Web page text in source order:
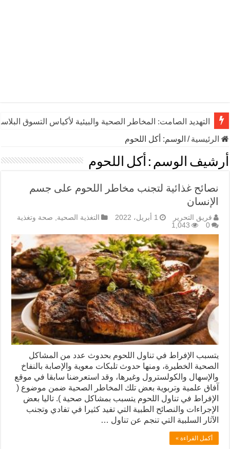
التهديد الصامت: المخاطر الصحية والبيئية لأكياس التسوق
الرئيسية/ الوسم: أكل اللحوم
أرشيف الوسم : أكل اللحوم
نصائح غذائية لتجنب مخاطر اللحوم على جسم
الإنسان
فريق التحرير 1 أبريل، 2022 التغذية الصحية, صحة وتغذية
0
1,043
يتسبب الإفراط في تناول اللحوم بحدوث عدد من المشاكل
الصحية الخطيرة، ومنها حدوث تلبكات معوية والإصابة بالنفاخ
والإسهال والكولسترول وغيرها، وقد استعرضنا سابقا في موقع
آفاق علمية وتربوية بعض تلك المخاطر الصحية ضمن موضوع (
الإفراط في تناول اللحوم يتسبب بمشاكل صحية ). تاليا بعض
الإجراءات والنصائح الطبية التي تفيد كثيرا في تفادي وتجنب
الآثار السلبية التي تنجم عن تناول …
أكمل القراءة »